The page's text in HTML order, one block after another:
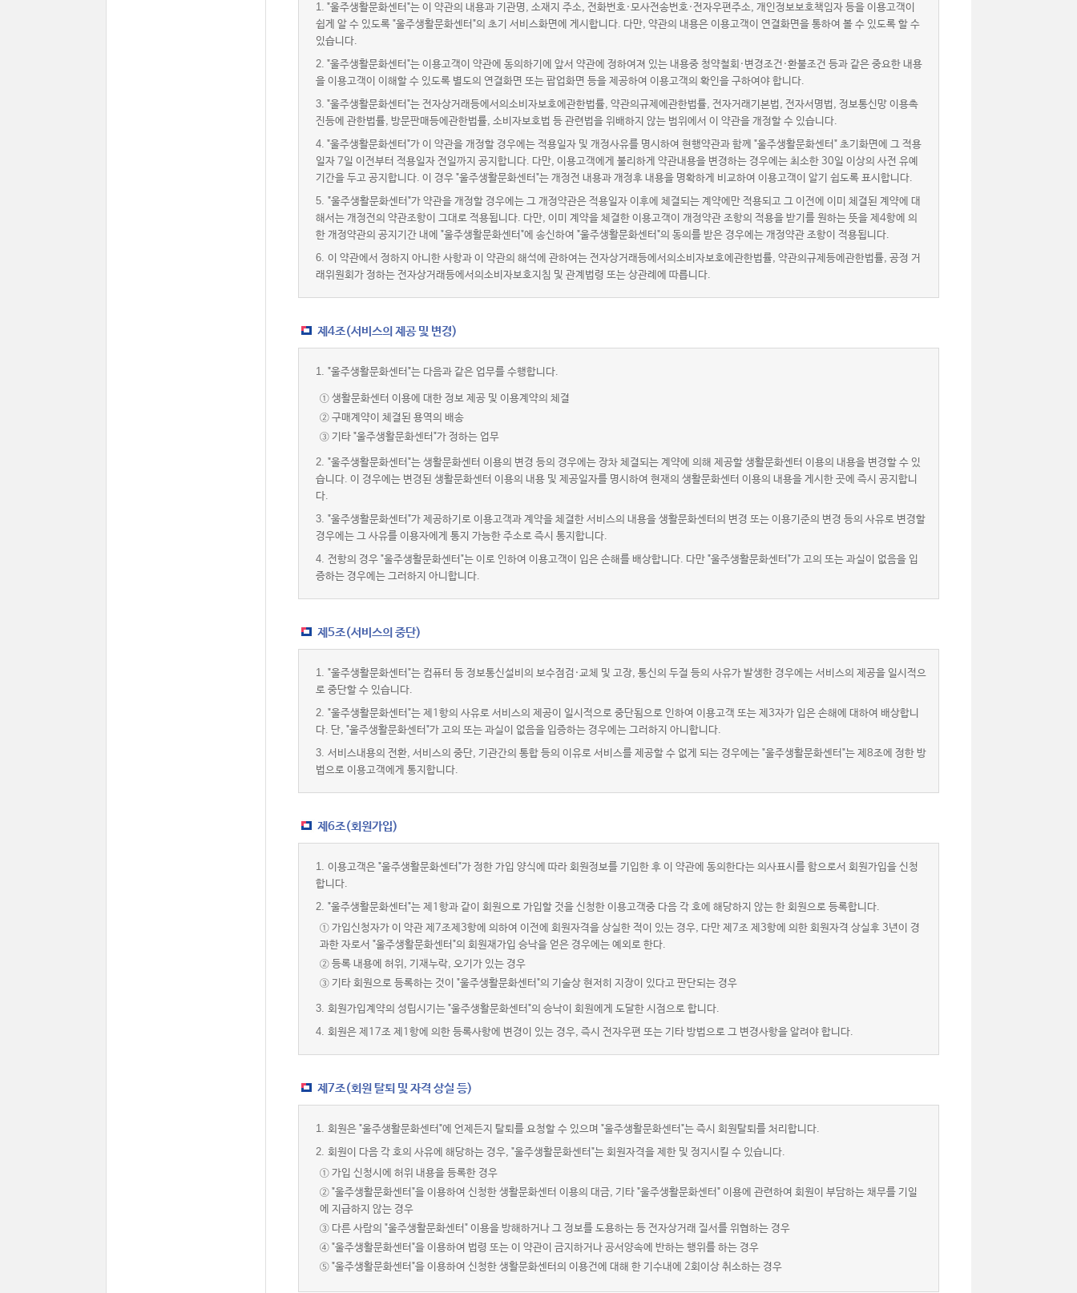
1. "울주생활문화센터"는 이 약관의 내용과 기관명, 소재지 주소, 전화번호·모사전송번호·전자우편주소, 개인정보보호책임자 등을 이용고객이
쉽게 알 수 있도록 "울주생활문화센터"의 초기 서비스화면에 게시합니다. 다만, 약관의 내용은 이용고객이 연결화면을 통하여 볼 수 있도록 할 수
있습니다.
2. "울주생활문화센터"는 이용고객이 약관에 동의하기에 앞서 약관에 정하여져 있는 내용중 청약철회·변경조건·환불조건 등과 같은 중요한 내용
을 이용고객이 이해할 수 있도록 별도의 연결화면 또는 팝업화면 등을 제공하여 이용고객의 확인을 구하여야 합니다.
3. "울주생활문화센터"는 전자상거래등에서의소비자보호에관한법률, 약관의규제에관한법률, 전자거래기본법, 전자서명법, 정보통신망 이용촉
진등에 관한법률, 방문판매등에관한법률, 소비자보호법 등 관련법을 위배하지 않는 범위에서 이 약관을 개정할 수 있습니다.
4. "울주생활문화센터"가 이 약관을 개정할 경우에는 적용일자 및 개정사유를 명시하여 현행약관과 함께 "울주생활문화센터" 초기화면에 그 적용
일자 7일 이전부터 적용일자 전일까지 공지합니다. 다만, 이용고객에게 불리하게 약관내용을 변경하는 경우에는 최소한 30일 이상의 사전 유예
기간을 두고 공지합니다. 이 경우 "울주생활문화센터"는 개정전 내용과 개정후 내용을 명확하게 비교하여 이용고객이 알기 쉽도록 표시합니다.
5. "울주생활문화센터"가 약관을 개정할 경우에는 그 개정약관은 적용일자 이후에 체결되는 계약에만 적용되고 그 이전에 이미 체결된 계약에 대
해서는 개정전의 약관조항이 그대로 적용됩니다. 다만, 이미 계약을 체결한 이용고객이 개정약관 조항의 적용을 받기를 원하는 뜻을 제4항에 의
한 개정약관의 공지기간 내에 "울주생활문화센터"에 송신하여 "울주생활문화센터"의 동의를 받은 경우에는 개정약관 조항이 적용됩니다.
6. 이 약관에서 정하지 아니한 사항과 이 약관의 해석에 관하여는 전자상거래등에서의소비자보호에관한법률, 약관의규제등에관한법률, 공정 거
래위원회가 정하는 전자상거래등에서의소비자보호지침 및 관계법령 또는 상관례에 따릅니다.
제4조(서비스의 제공 및 변경)
1. "울주생활문화센터"는 다음과 같은 업무를 수행합니다.
① 생활문화센터 이용에 대한 정보 제공 및 이용계약의 체결
② 구매계약이 체결된 용역의 배송
③ 기타 "울주생활문화센터"가 정하는 업무
2. "울주생활문화센터"는 생활문화센터 이용의 변경 등의 경우에는 장차 체결되는 계약에 의해 제공할 생활문화센터 이용의 내용을 변경할 수 있
습니다. 이 경우에는 변경된 생활문화센터 이용의 내용 및 제공일자를 명시하여 현재의 생활문화센터 이용의 내용을 게시한 곳에 즉시 공지합니
다.
3. "울주생활문화센터"가 제공하기로 이용고객과 계약을 체결한 서비스의 내용을 생활문화센터의 변경 또는 이용기준의 변경 등의 사유로 변경할
경우에는 그 사유를 이용자에게 통지 가능한 주소로 즉시 통지합니다.
4. 전항의 경우 "울주생활문화센터"는 이로 인하여 이용고객이 입은 손해를 배상합니다. 다만 "울주생활문화센터"가 고의 또는 과실이 없음을 입
증하는 경우에는 그러하지 아니합니다.
제5조(서비스의 중단)
1. "울주생활문화센터"는 컴퓨터 등 정보통신설비의 보수점검·교체 및 고장, 통신의 두절 등의 사유가 발생한 경우에는 서비스의 제공을 일시적으
로 중단할 수 있습니다.
2. "울주생활문화센터"는 제1항의 사유로 서비스의 제공이 일시적으로 중단됨으로 인하여 이용고객 또는 제3자가 입은 손해에 대하여 배상합니
다. 단, "울주생활문화센터"가 고의 또는 과실이 없음을 입증하는 경우에는 그러하지 아니합니다.
3. 서비스내용의 전환, 서비스의 중단, 기관간의 통합 등의 이유로 서비스를 제공할 수 없게 되는 경우에는 "울주생활문화센터"는 제8조에 정한 방
법으로 이용고객에게 통지합니다.
제6조(회원가입)
1. 이용고객은 "울주생활문화센터"가 정한 가입 양식에 따라 회원정보를 기입한 후 이 약관에 동의한다는 의사표시를 함으로서 회원가입을 신청
합니다.
2. "울주생활문화센터"는 제1항과 같이 회원으로 가입할 것을 신청한 이용고객중 다음 각 호에 해당하지 않는 한 회원으로 등록합니다.
① 가입신청자가 이 약관 제7조제3항에 의하여 이전에 회원자격을 상실한 적이 있는 경우, 다만 제7조 제3항에 의한 회원자격 상실후 3년이 경
과한 자로서 "울주생활문화센터"의 회원재가입 승낙을 얻은 경우에는 예외로 한다.
② 등록 내용에 허위, 기재누락, 오기가 있는 경우
③ 기타 회원으로 등록하는 것이 "울주생활문화센터"의 기술상 현저히 지장이 있다고 판단되는 경우
3. 회원가입계약의 성립시기는 "울주생활문화센터"의 승낙이 회원에게 도달한 시점으로 합니다.
4. 회원은 제17조 제1항에 의한 등록사항에 변경이 있는 경우, 즉시 전자우편 또는 기타 방법으로 그 변경사항을 알려야 합니다.
제7조(회원 탈퇴 및 자격 상실 등)
1. 회원은 "울주생활문화센터"에 언제든지 탈퇴를 요청할 수 있으며 "울주생활문화센터"는 즉시 회원탈퇴를 처리합니다.
2. 회원이 다음 각 호의 사유에 해당하는 경우, "울주생활문화센터"는 회원자격을 제한 및 정지시킬 수 있습니다.
① 가입 신청시에 허위 내용을 등록한 경우
② "울주생활문화센터"을 이용하여 신청한 생활문화센터 이용의 대금, 기타 "울주생활문화센터" 이용에 관련하여 회원이 부담하는 채무를 기일
에 지급하지 않는 경우
③ 다른 사람의 "울주생활문화센터" 이용을 방해하거나 그 정보를 도용하는 등 전자상거래 질서를 위협하는 경우
④ "울주생활문화센터"을 이용하여 법령 또는 이 약관이 금지하거나 공서양속에 반하는 행위를 하는 경우
⑤ "울주생활문화센터"을 이용하여 신청한 생활문화센터의 이용건에 대해 한 기수내에 2회이상 취소하는 경우